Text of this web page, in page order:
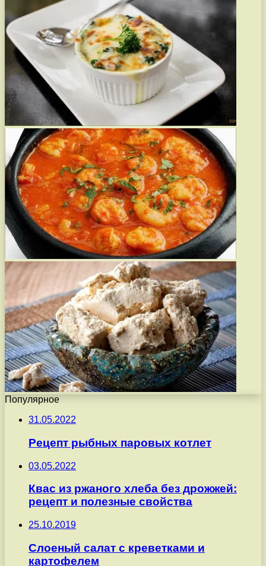
Популярное
31.05.2022
Рецепт рыбных паровых котлет
03.05.2022
Квас из ржаного хлеба без дрожжей:
рецепт и полезные свойства
25.10.2019
Слоеный салат с креветками и
картофелем